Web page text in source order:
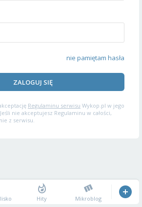
nie pamiętam hasła
ZALOGUJ SIĘ
Regulaminu serwisu Wykop.pl w jego
nie akceptujesz Regulaminu w całości,
z serwisu.
Hity Mikroblog